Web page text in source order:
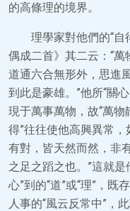
的高條理的境界。
理學家對他們的“
偶成二首》其二云：“萬
道通六合無形外，思進
到此是豪雄。”他所“關
現于萬事萬物，故“萬物
得”往往使他高興異常
有對，皆天然而然，非
之足之蹈之也。”這就是
心”到的“道”或“理”，既
人事的“風云反常中”，